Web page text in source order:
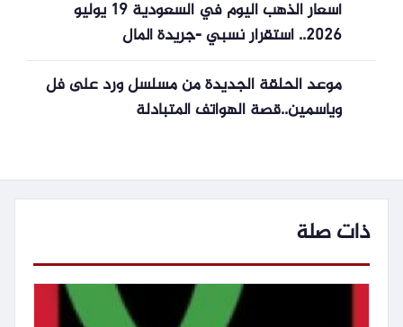
أسعار الذهب اليوم في السعودية 19 يوليو
2026.. استقرار نسبي -جريدة المال
موعد الحلقة الجديدة من مسلسل ورد على فل
وياسمين..قصة الهواتف المتبادلة
ذات صلة